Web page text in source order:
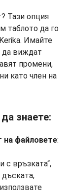
Тази опция
таблото да го
Имайте
да виждат
промени,
като член на
знаете:
на файловете:
с връзката“,